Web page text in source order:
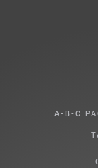
A-B-C